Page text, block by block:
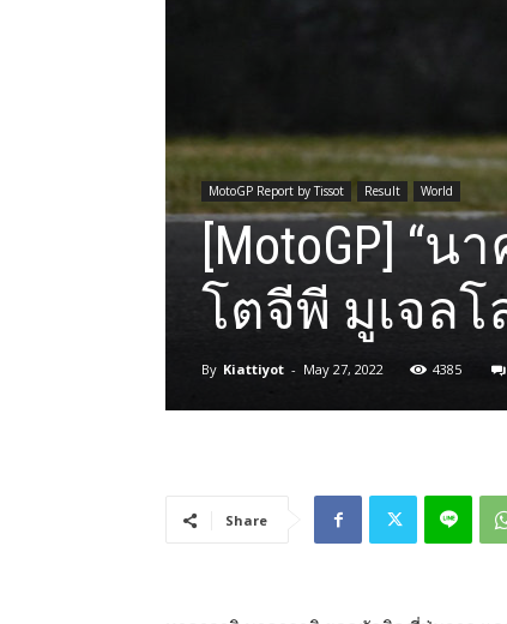
MotoGP Report by Tissot Result World
[MotoGP] “น
โตจีพี มูเจลโ
By Kiattiyot - May 27, 2022 4385
Share